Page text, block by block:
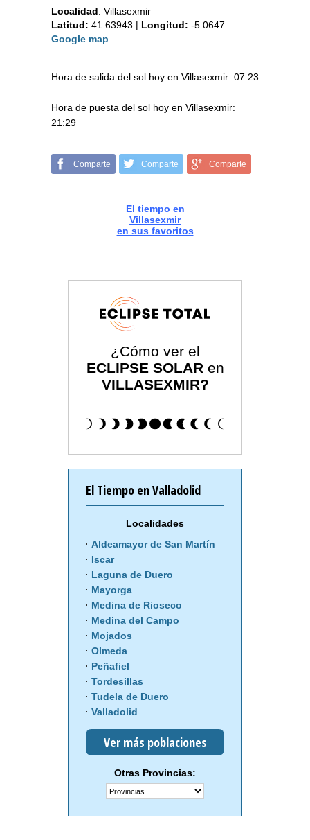
Localidad: Villasexmir
Latitud: 41.63943 | Longitud: -5.0647
Google map
Hora de salida del sol hoy en Villasexmir: 07:23
Hora de puesta del sol hoy en Villasexmir:
21:29
Comparte Comparte Comparte
El tiempo en
Villasexmir
en sus favoritos
¿Cómo ver el
ECLIPSE SOLAR en
VILLASEXMIR?
El Tiempo en Valladolid
Localidades
Aldeamayor de San Martín
Iscar
Laguna de Duero
Mayorga
Medina de Rioseco
Medina del Campo
Mojados
Olmeda
Peñafiel
Tordesillas
Tudela de Duero
Valladolid
Ver más poblaciones
Otras Provincias: